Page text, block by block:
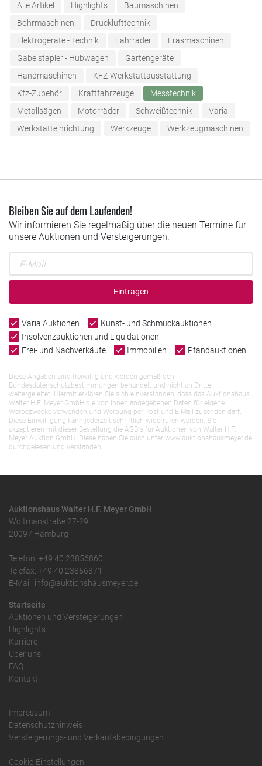
Alle Artikel Highlights
Baumaschinen
Bohrmaschinen
Drucklufttechnik
Elektrogeräte - Technik
Fahrräder
Fräsmaschinen
Gabelstapler - Hubwagen
Gartengeräte
Handmaschinen
KFZ-Werkstattausstattung
Kfz-Zubehör
Kraftfahrzeuge
Messtechnik
Metallsägen
Motorräder Schweißtechnik
Varia
Werkstatteinrichtung
Werkzeuge Werkzeugmaschinen
Bleiben Sie auf dem Laufenden!
Wir informieren Sie regelmäßig über die neuen Termine für
unsere Auktionen und Versteigerungen.
Eintragen
Varia Auktionen
Kunst- und Schmuckauktionen
Insolvenzauktionen und Liquidationen
Frei- und Nachverkäufe
Immobilien Pfandauktionen
Diese Angaben sind freiwillig und werden gemäß den
Bundesdatenschutzbestimmungen behandelt und nicht an Dritte
weitergeleitet. Hiermit erklären Sie sich einverstanden, dass das Auktionshaus
Walter H.F. Meyer GmbH die von Ihnen angegebenen Daten für eigene
Werbezwecke verwenden und Werbung per Post und E-Mail zusenden darf.
Diese Einwilligung kann jederzeit schriftlich widerrufen werden. Sie
akzeptieren mit dieser Bestellung die AGB`s für Auktionen von Walter H.F.
Meyer Auktion GmbH. Diese haben Sie auch unter www.auktionshausmeyer.de
durchgelesen und verstanden.
Auktionshaus Walter H.F. Meyer GmbH
Woltmanstraße 27-29
20097 Hamburg
Telefon: +49 40 23856860
Telefax: +49 40 23856871
E-Mail: info@auktionshausmeyer.de
Startseite
Auktionen und Versteigerungen
Highlights
Karriere
Über uns
FAQ
Kontakt
Impressum
Datenschutzhinweis
Versteigerungs- und Verkaufsbedingungen
Cookie-Einstellungen